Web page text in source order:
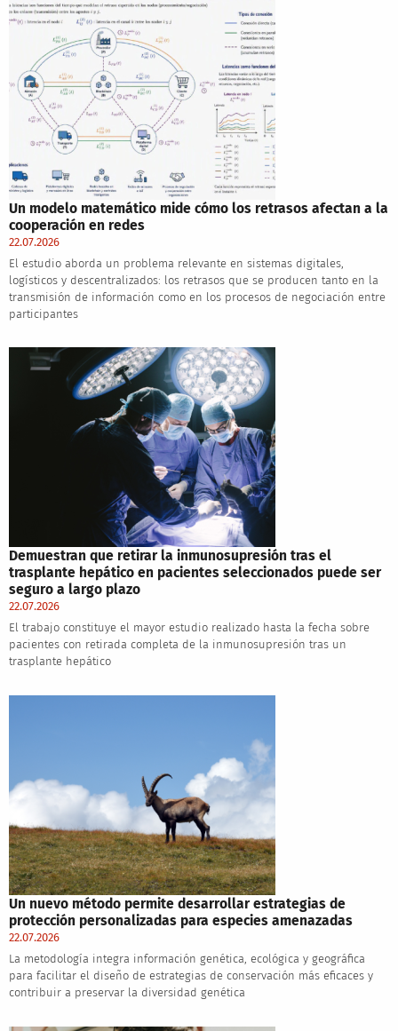
Un modelo matemático mide cómo los retrasos afectan a la
cooperación en redes
22.07.2026
El estudio aborda un problema relevante en sistemas digitales,
logísticos y descentralizados: los retrasos que se producen tanto en la
transmisión de información como en los procesos de negociación entre
participantes
Demuestran que retirar la inmunosupresión tras el
trasplante hepático en pacientes seleccionados puede ser
seguro a largo plazo
22.07.2026
El trabajo constituye el mayor estudio realizado hasta la fecha sobre
pacientes con retirada completa de la inmunosupresión tras un
trasplante hepático
Un nuevo método permite desarrollar estrategias de
protección personalizadas para especies amenazadas
22.07.2026
La metodología integra información genética, ecológica y geográfica
para facilitar el diseño de estrategias de conservación más eficaces y
contribuir a preservar la diversidad genética